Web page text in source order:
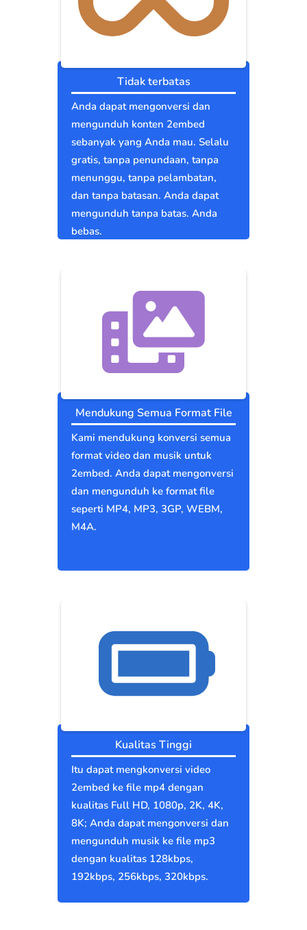
Tidak terbatas
Anda dapat mengonversi dan
mengunduh konten 2embed
sebanyak yang Anda mau. Selalu
gratis, tanpa penundaan, tanpa
menunggu, tanpa pelambatan,
dan tanpa batasan. Anda dapat
mengunduh tanpa batas. Anda
bebas.
Mendukung Semua Format File
Kami mendukung konversi semua
format video dan musik untuk
2embed. Anda dapat mengonversi
dan mengunduh ke format file
seperti MP4, MP3, 3GP, WEBM,
M4A.
Kualitas Tinggi
Itu dapat mengkonversi video
2embed ke file mp4 dengan
kualitas Full HD, 1080p, 2K, 4K,
8K; Anda dapat mengonversi dan
mengunduh musik ke file mp3
dengan kualitas 128kbps,
192kbps, 256kbps, 320kbps.